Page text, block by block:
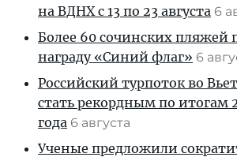
на ВДНХ с 13 по 23 августа 6
Более 60 сочинских пляжей
награду «Синий флаг» 6
Российский турпоток во
стать рекордным по итогам
года 6 августа
Ученые предложили